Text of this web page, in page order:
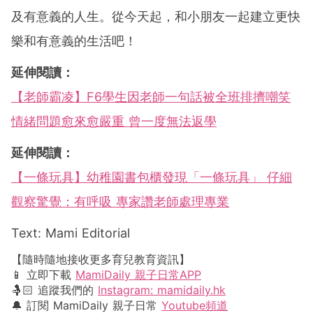
及有意義的人生。從今天起，和小朋友一起建立更快
樂和有意義的生活吧！
延伸閱讀：
【老師霸凌】F6學生因老師一句話被全班排擠嘲笑
情緒問題愈來愈嚴重 曾一度無法返學
延伸閱讀：
【一條玩具】幼稚園書包櫃發現「一條玩具」 仔細
觀察驚覺：有呼吸 專家讚老師處理專業
Text: Mami Editorial
【隨時隨地接收更多育兒教育資訊】
📱 立即下載 MamiDaily 親子日常APP
🤱🏻 追蹤我們的 Instagram: mamidaily.hk
🔔 訂閱 MamiDaily 親子日常 Youtube頻道